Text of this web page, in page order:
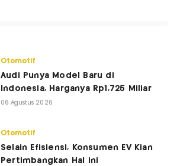
Otomotif
Audi Punya Model Baru di
Indonesia, Harganya Rp1,725 Miliar
06 Agustus 2026
Otomotif
Selain Efisiensi, Konsumen EV Kian
Pertimbangkan Hal ini